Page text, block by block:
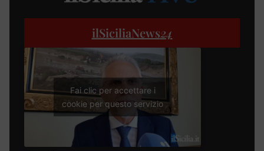
ilSiciliaNews24
Fai clic per accettare i
cookie per questo servizio